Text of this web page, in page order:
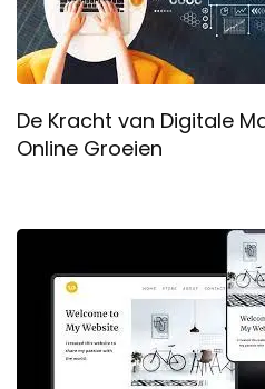
De Kracht van Digitale
Online Groeien